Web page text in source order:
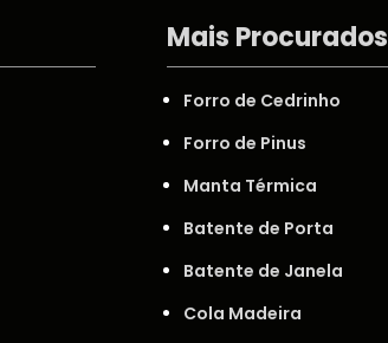
Mais Procurados
Forro de Cedrinho
Forro de Pinus
Manta Térmica
Batente de Porta
Batente de Janela
Cola Madeira